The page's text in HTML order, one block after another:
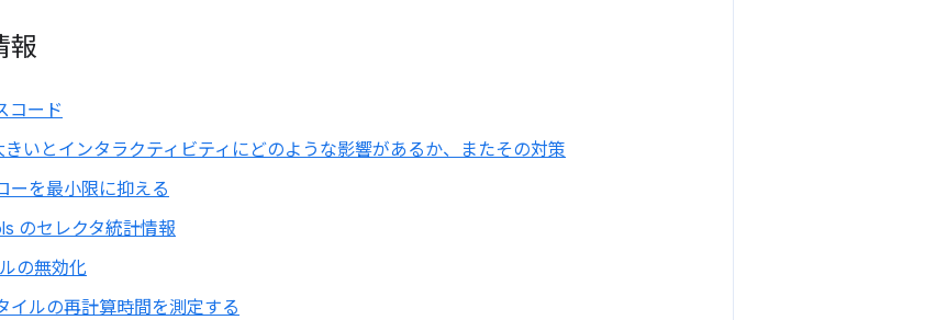
報
コード
いとインタラクティビティにどのような影響があるか、またその対策
ーを最小限に抑える
のセレクタ統計情報
の無効化
イルの再計算時間を測定する